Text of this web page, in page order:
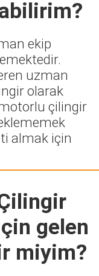
ekip
uzman
olarak
çilingir
almak için
gelen
miyim?